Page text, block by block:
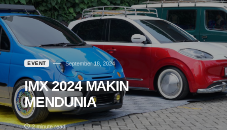
EVENT September 18, 2024
IMX 2024 MAKIN
MENDUNIA
2 minute read